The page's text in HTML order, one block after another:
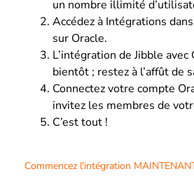
un nombre illimité
Accédez à Intégrations
sur Oracle.
L’intégration de Jibble avec
bientôt ; restez à l’affût de
Connectez votre compte
invitez les membres de
C’est tout !
Commencez l'intégration